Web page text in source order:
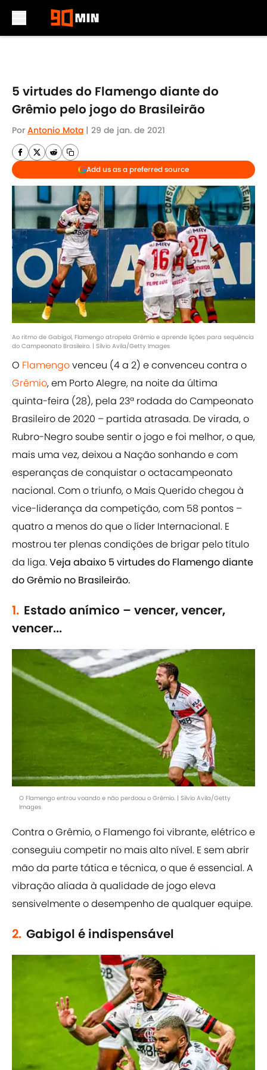
5 virtudes do Flamengo diante do
Grêmio pelo jogo do Brasileirão
Por Antonio Mota | 29 de jan. de 2021
Add us as a preferred source
Ao ritmo de Gabigol, Flamengo atropela Grêmio e aprende lições para sequência
do Campeonato Brasileiro. | Silvio Avila/Getty Images
O Flamengovenceu (4 a 2) e convenceu contra o
Grêmio, em Porto Alegre, na noite da última
quinta-feira (28), pela 23ª rodada do Campeonato
Brasileiro de 2020 – partida atrasada. De virada, o
Rubro-Negro soube sentir o jogo e foi melhor, o que,
mais uma vez, deixou a Nação sonhando e com
esperanças de conquistar o octacampeonato
nacional. Com o triunfo, o Mais Querido chegou à
vice-liderança da competição, com 58 pontos –
quatro a menos do que o líder Internacional. E
mostrou ter plenas condições de brigar pelo título
da liga.Veja abaixo 5 virtudes do Flamengo diante
do Grêmio no Brasileirão.
1. Estado anímico – vencer, vencer,
vencer...
O Flamengo entrou voando e não perdoou o Grêmio. | Silvio Avila/Getty
Images
Contra o Grêmio, o Flamengo foi vibrante, elétrico e
conseguiu competir no mais alto nível. E sem abrir
mão da parte tática e técnica, o que é essencial. A
vibração aliada à qualidade de jogo eleva
sensivelmente o desempenho de qualquer equipe.
2. Gabigol é indispensável